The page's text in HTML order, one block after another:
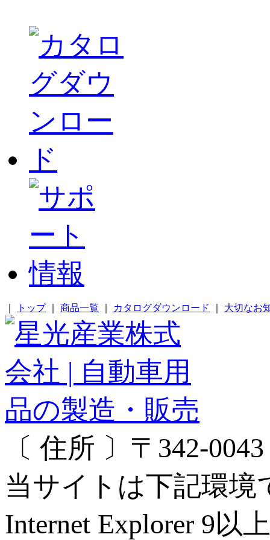
トップ｜ 商品一覧 カタログダウンロード 大切なお
〔 住所 〕〒342-
当サイトは下記環
Internet Explorer 9以